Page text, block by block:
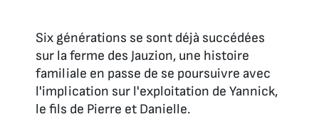
Six générations se sont déjà succédées
sur la ferme des Jauzion, une histoire
familiale en passe de se poursuivre avec
l'implication sur l'exploitation de Yannick,
le fils de Pierre et Danielle.